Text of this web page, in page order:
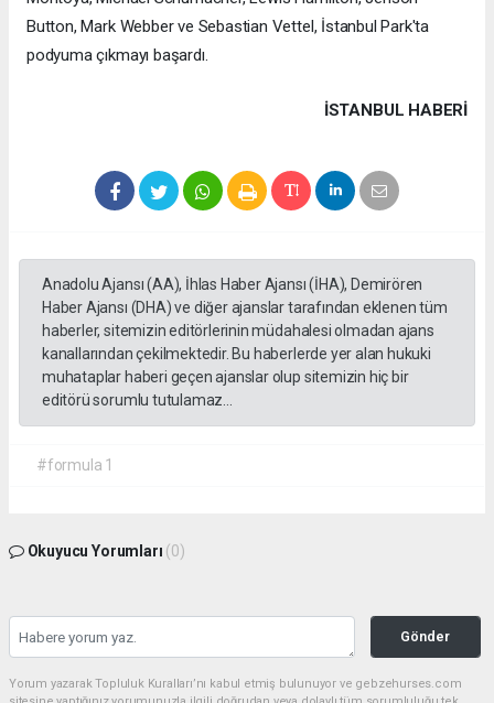
Button, Mark Webber ve Sebastian Vettel, İstanbul Park'ta
podyuma çıkmayı başardı.
İSTANBUL HABERİ
Anadolu Ajansı (AA), İhlas Haber Ajansı (İHA), Demirören
Haber Ajansı (DHA) ve diğer ajanslar tarafından eklenen tüm
haberler, sitemizin editörlerinin müdahalesi olmadan ajans
kanallarından çekilmektedir. Bu haberlerde yer alan hukuki
muhataplar haberi geçen ajanslar olup sitemizin hiç bir
editörü sorumlu tutulamaz...
#formula 1
Okuyucu Yorumları (0)
Gönder
Yorum yazarak Topluluk Kuralları’nı kabul etmiş bulunuyor ve gebzehurses.com